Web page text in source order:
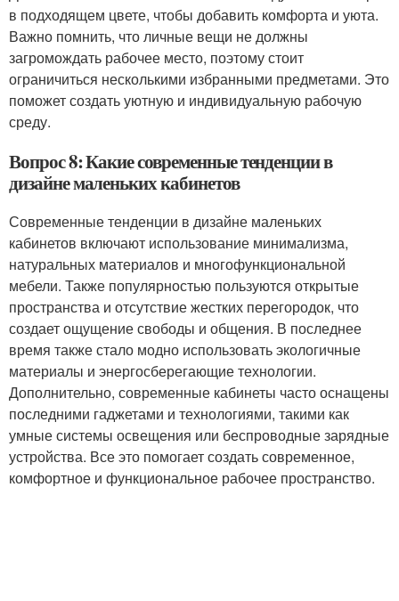
в подходящем цвете, чтобы добавить комфорта и уюта.
Важно помнить, что личные вещи не должны
загромождать рабочее место, поэтому стоит
ограничиться несколькими избранными предметами. Это
поможет создать уютную и индивидуальную рабочую
среду.
Вопрос 8: Какие современные тенденции в
дизайне маленьких кабинетов
Современные тенденции в дизайне маленьких
кабинетов включают использование минимализма,
натуральных материалов и многофункциональной
мебели. Также популярностью пользуются открытые
пространства и отсутствие жестких перегородок, что
создает ощущение свободы и общения. В последнее
время также стало модно использовать экологичные
материалы и энергосберегающие технологии.
Дополнительно, современные кабинеты часто оснащены
последними гаджетами и технологиями, такими как
умные системы освещения или беспроводные зарядные
устройства. Все это помогает создать современное,
комфортное и функциональное рабочее пространство.